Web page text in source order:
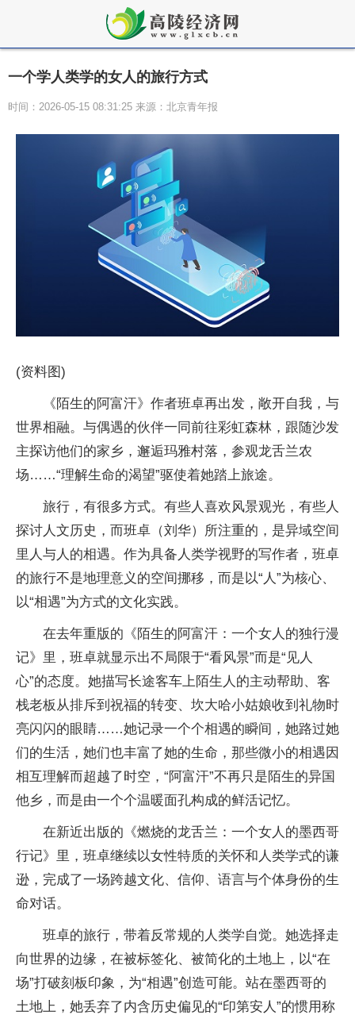
一个学人类学的女人的旅行方式
时间：2026-05-15 08:31:25 来源：北京青年报
(资料图)
《陌生的阿富汗》作者班卓再出发，敞开自我，与
世界相融。与偶遇的伙伴一同前往彩虹森林，跟随沙发
主探访他们的家乡，邂逅玛雅村落，参观龙舌兰农
场……“理解生命的渴望”驱使着她踏上旅途。
旅行，有很多方式。有些人喜欢风景观光，有些人
探讨人文历史，而班卓（刘华）所注重的，是异域空间
里人与人的相遇。作为具备人类学视野的写作者，班卓
的旅行不是地理意义的空间挪移，而是以“人”为核心、
以“相遇”为方式的文化实践。
在去年重版的《陌生的阿富汗：一个女人的独行漫
记》里，班卓就显示出不局限于“看风景”而是“见人
心”的态度。她描写长途客车上陌生人的主动帮助、客
栈老板从排斥到祝福的转变、坎大哈小姑娘收到礼物时
亮闪闪的眼睛……她记录一个个相遇的瞬间，她路过她
们的生活，她们也丰富了她的生命，那些微小的相遇因
相互理解而超越了时空，“阿富汗”不再只是陌生的异国
他乡，而是由一个个温暖面孔构成的鲜活记忆。
在新近出版的《燃烧的龙舌兰：一个女人的墨西哥
行记》里，班卓继续以女性特质的关怀和人类学式的谦
逊，完成了一场跨越文化、信仰、语言与个体身份的生
命对话。
班卓的旅行，带着反常规的人类学自觉。她选择走
向世界的边缘，在被标签化、被简化的土地上，以“在
场”打破刻板印象，为“相遇”创造可能。站在墨西哥的
土地上，她丢弃了内含历史偏见的“印第安人”的惯用称